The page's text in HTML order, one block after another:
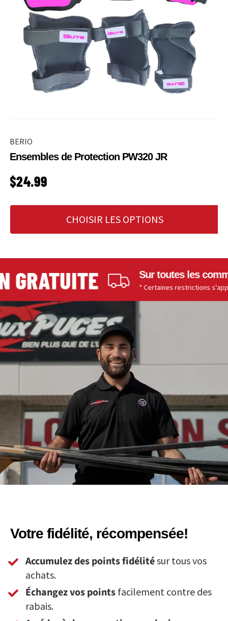
BERIO
Ensembles de Protection PW320 JR
PRIX HABITUEL
$24.99
CHOISIR LES OPTIONS
Sur toutes les commandes
* Certaines restrictions s'appliquent.
Votre fidélité, récompensée!
Accumulez des points fidélitésur tous vos
achats.
Échangez vos points facilement contre des
rabais.